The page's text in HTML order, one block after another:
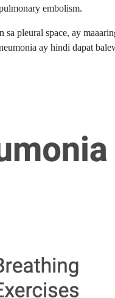
embolism.
sa pleural space, ay
ay hindi dapat